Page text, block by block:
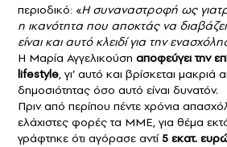
περιοδικό: «Η συναναστροφή ως
η ικανότητα που αποκτάς να
είναι και αυτό κλειδί για την
Η Μαρία Αγγελικούση αποφεύγει την
lifestyle, γι’ αυτό και βρίσκεται
δημοσιότητας όσο αυτό είναι δυνατόν.
Πριν από περίπου πέντε χρόνια
ελάχιστες φορές τα ΜΜΕ, για θέμα
γράφτηκε ότι αγόρασε αντί 5 εκατ.